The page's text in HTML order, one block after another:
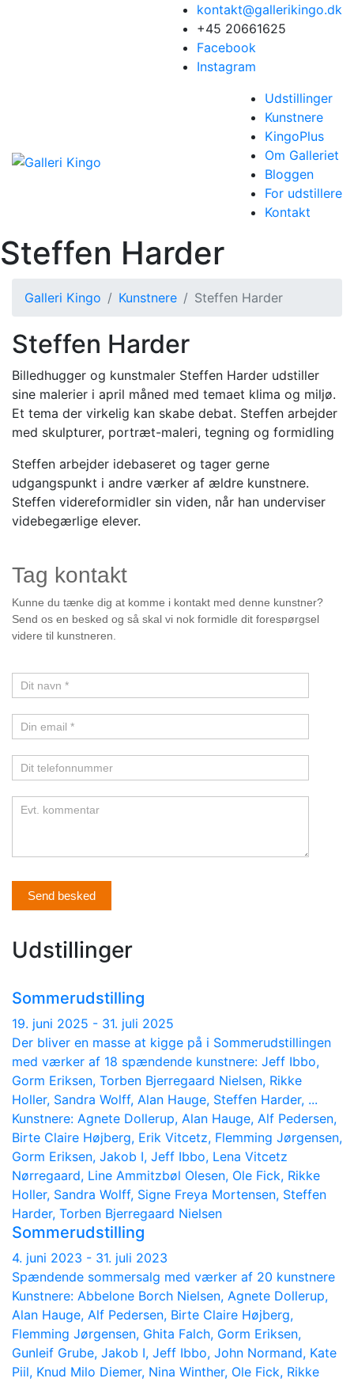
kontakt@gallerikingo.dk
+45 20661625
Facebook
Instagram
Udstillinger
Kunstnere
KingoPlus
Om Galleriet
Bloggen
For udstillere
Kontakt
Steffen Harder
Galleri Kingo Kunstnere Steffen Harder
Steffen Harder
Billedhugger og kunstmaler Steffen Harder udstiller
sine malerier i april måned med temaet klima og miljø.
Et tema der virkelig kan skabe debat. Steffen arbejder
med skulpturer, portræt-maleri, tegning og formidling
Steffen arbejder idebaseret og tager gerne
udgangspunkt i andre værker af ældre kunstnere.
Steffen videreformidler sin viden, når han underviser
videbegærlige elever.
Kunstner
Tag kontakt
Kunne du tænke dig at komme i kontakt med denne kunstner?
Send os en besked og så skal vi nok formidle dit forespørgsel
videre til kunstneren.
Send besked
Udstillinger
Sommerudstilling
19. juni 2025 - 31. juli 2025
Der bliver en masse at kigge på i Sommerudstillingen
med værker af 18 spændende kunstnere: Jeff Ibbo,
Gorm Eriksen, Torben Bjerregaard Nielsen, Rikke
Holler, Sandra Wolff, Alan Hauge, Steffen Harder, ...
Kunstnere: Agnete Dollerup, Alan Hauge, Alf Pedersen,
Birte Claire Højberg, Erik Vitcetz, Flemming Jørgensen,
Gorm Eriksen, Jakob I, Jeff Ibbo, Lena Vitcetz
Nørregaard, Line Ammitzbøl Olesen, Ole Fick, Rikke
Holler, Sandra Wolff, Signe Freya Mortensen, Steffen
Harder, Torben Bjerregaard Nielsen
Sommerudstilling
4. juni 2023 - 31. juli 2023
Spændende sommersalg med værker af 20 kunstnere
Kunstnere: Abbelone Borch Nielsen, Agnete Dollerup,
Alan Hauge, Alf Pedersen, Birte Claire Højberg,
Flemming Jørgensen, Ghita Falch, Gorm Eriksen,
Gunleif Grube, Jakob I, Jeff Ibbo, John Normand, Kate
Piil, Knud Milo Diemer, Nina Winther, Ole Fick, Rikke